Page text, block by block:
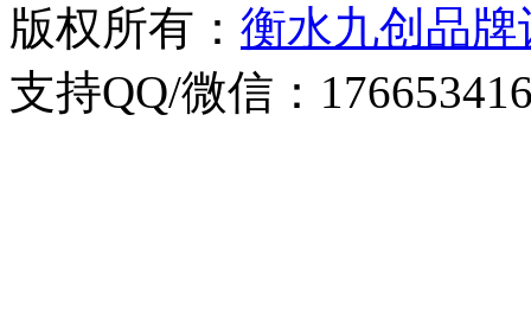
版权所有： 衡水九创品
支持QQ/微信：